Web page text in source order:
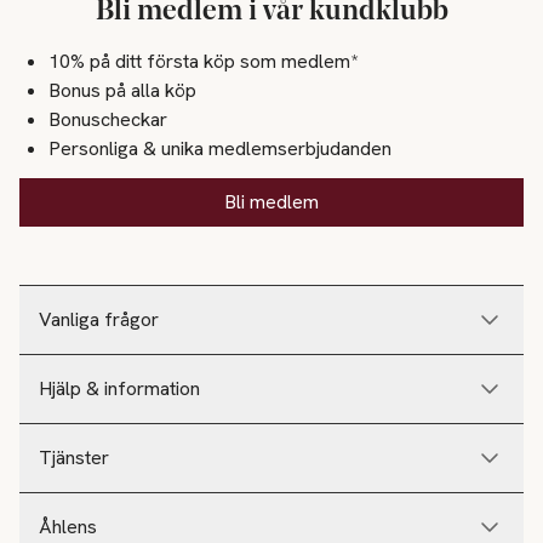
Vanliga frågor
Hjälp & information
Tjänster
Åhlens
Bli medlem i vår kundklubb
10% på ditt första köp som medlem*
Bonus på alla köp
Bonuscheckar
Personliga & unika medlemserbjudanden
Bli medlem